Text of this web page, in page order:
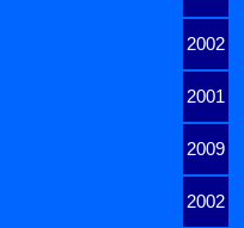
2002
2001
2009
2002